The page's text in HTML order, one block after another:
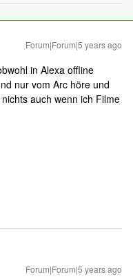
Forum|Forum|5 years ago
in Alexa offline
nur vom Arc höre und
auch wenn ich Filme
Forum|Forum|5 years ago